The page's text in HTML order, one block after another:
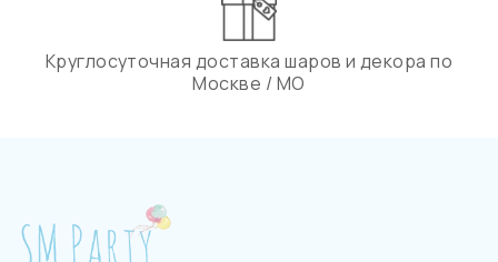
Круглосуточная доставка шаров и декора по
Москве / МО